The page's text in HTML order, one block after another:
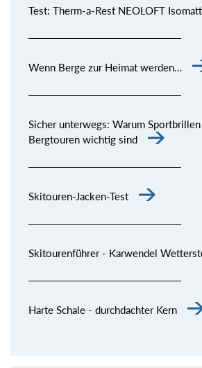
Test: Therm-a-Rest NEOLOFT
Wenn Berge zur Heimat werden…
Sicher unterwegs: Warum
Bergtouren wichtig sind
Skitouren-Jacken-Test
Skitourenführer - Karwendel
Harte Schale - durchdachter Kern